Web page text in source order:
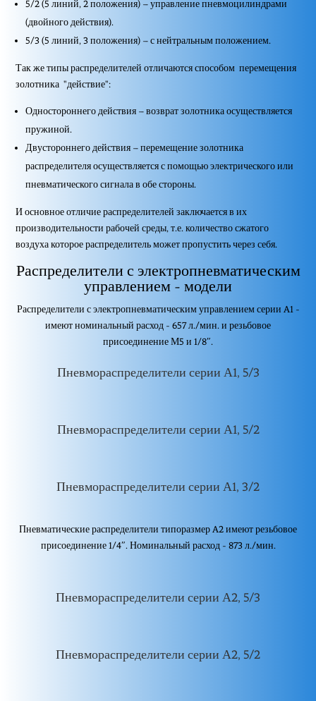
5/2 (5 линий, 2 положения) – управление пневмоцилиндрами
(двойного действия).
5/3 (5 линий, 3 положения) – с нейтральным положением.
Так же типы распределителей отличаются способом перемещения
золотника "действие":
Одностороннего действия – возврат золотника осуществляется
пружиной.
Двустороннего действия – перемещение золотника
распределителя осуществляется с помощью электрического или
пневматического сигнала в обе стороны.
И основное отличие распределителей заключается в их
производительности рабочей среды, т.е. количество сжатого
воздуха которое распределитель может пропустить через себя.
Распределители с электропневматическим
управлением - модели
Распределители с электропневматическим управлением серии A1 -
имеют номинальный расход - 657 л./мин. и резьбовое
присоединение М5 и 1/8″.
Пневмораспределители серии А1, 5/3
Пневмораспределители серии А1, 5/2
Пневмораспределители серии А1, 3/2
Пневматические распределители типоразмер A2 имеют резьбовое
присоединение 1/4″. Номинальный расход - 873 л./мин.
Пневмораспределители серии А2, 5/3
Пневмораспределители серии А2, 5/2